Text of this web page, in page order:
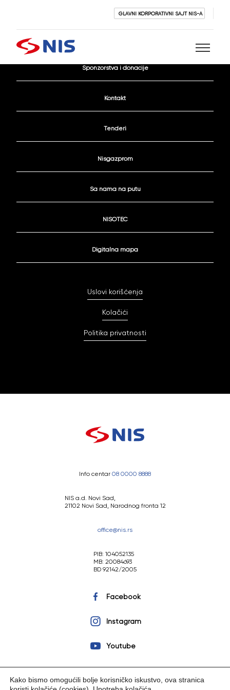
GLAVNI KORPORATIVNI SAJT NIS-A
Sponzorstva i donacije
Kontakt
Tenderi
Nisgazprom
Sa nama na putu
NISOTEC
Digitalna mapa
Uslovi korišćenja
Kolačići
Politika privatnosti
Info centar 08 0000 8888
NIS a.d. Novi Sad,
21102 Novi Sad, Narodnog fronta 12
office@nis.rs
PIB: 104052135
MB: 20084693
BD 92142/2005
Facebook
Instagram
Youtube
Kako bismo omogućili bolje korisničko iskustvo, ova stranica